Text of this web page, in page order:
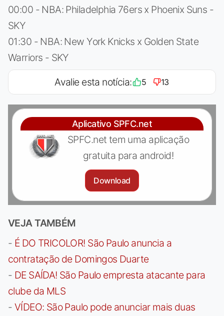
00:00 - NBA: Philadelphia 76ers x Phoenix Suns -
SKY
01:30 - NBA: New York Knicks x Golden State
Warriors - SKY
Avalie esta notícia: 5 13
Aplicativo SPFC.net
SPFC.net tem uma aplicação
gratuita para android!
Download
VEJA TAMBÉM
- É DO TRICOLOR! São Paulo anuncia a
contratação de Domingos Duarte
- DE SAÍDA! São Paulo empresta atacante para
clube da MLS
- VÍDEO: São Paulo pode anunciar mais duas